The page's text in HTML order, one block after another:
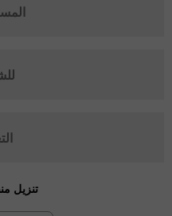
تنزيل